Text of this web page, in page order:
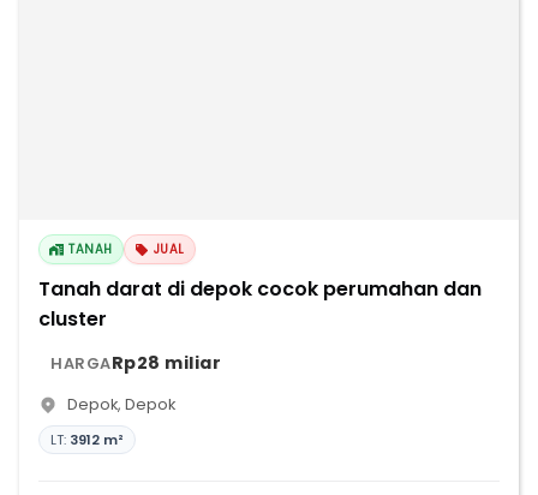
TANAH JUAL
Tanah darat di depok cocok perumahan dan
cluster
HARGARp28 miliar
Depok, Depok
LT: 3912 m²